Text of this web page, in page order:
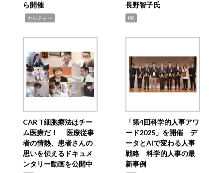
ら開催
カルチャー
長野智子氏
PR
CAR T細胞療法はチー
ム医療だ！ 医療従事
者の情熱、患者さんの
思いを伝えるドキュメ
ンタリー動画を公開中
「第4回科学的人事アワ
ード2025」を開催 デ
ータとAIで変わる人事
戦略 科学的人事の最
新事例